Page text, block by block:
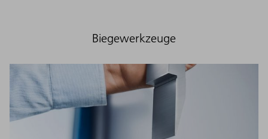
Biegewerkzeuge